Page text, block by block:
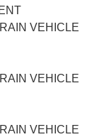
VEHICLE
VEHICLE
VEHICLE